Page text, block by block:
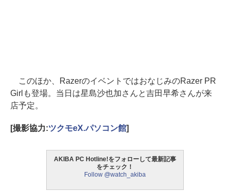
このほか、RazerのイベントではおなじみのRazer PR
Girlも登場。当日は星島沙也加さんと吉田早希さんが来
店予定。
[撮影協力:ツクモeX.パソコン館]
AKIBA PC Hotline!をフォローして最新記事
をチェック！
Follow @watch_akiba